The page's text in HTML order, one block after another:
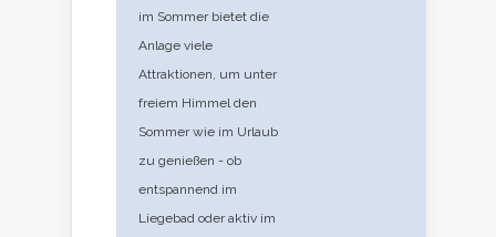
im Sommer bietet die
Anlage viele
Attraktionen, um unter
freiem Himmel den
Sommer wie im Urlaub
zu genießen - ob
entspannend im
Liegebad oder aktiv im